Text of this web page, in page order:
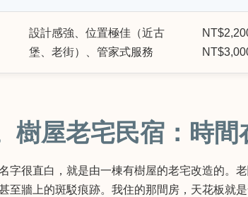
設計感強、位置極佳（近古
堡、老街）、管家式服務
樹屋老宅民宿：時
字很直白，就是由一棟有樹屋的老宅改造的。
至牆上的斑駁痕跡。我住的那間房，天花板就